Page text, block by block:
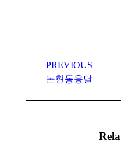
navigation
PREVIOUS
Previous
논현동용달